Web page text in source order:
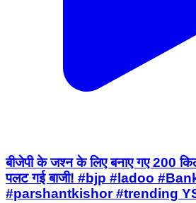
बीजेपी के जश्न के लिए बनाए गए 200
पलट गई बाजी! #bjp #ladoo
#parshantkishor #trending